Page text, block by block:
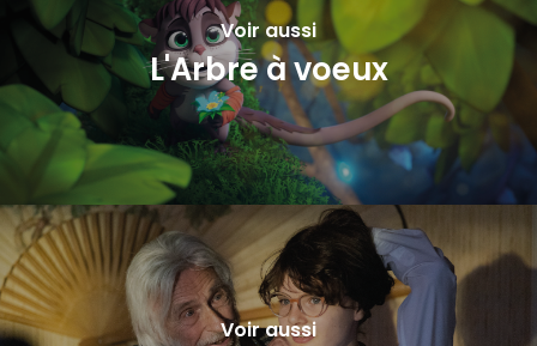
Voir aussi
L'Arbre à voeux
Voir aussi